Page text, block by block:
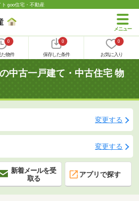
goo住宅・不動産
0
物件
0
保存した条件
0
お気に入り
中古一戸建て・中古住宅 物
変更する
変更する
新着メールを受
取る
アプリで探す